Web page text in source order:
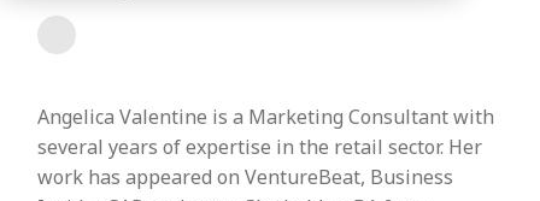
Angelica Valentine is a Marketing Consultant with
several years of expertise in the retail sector. Her
work has appeared on VentureBeat, Business